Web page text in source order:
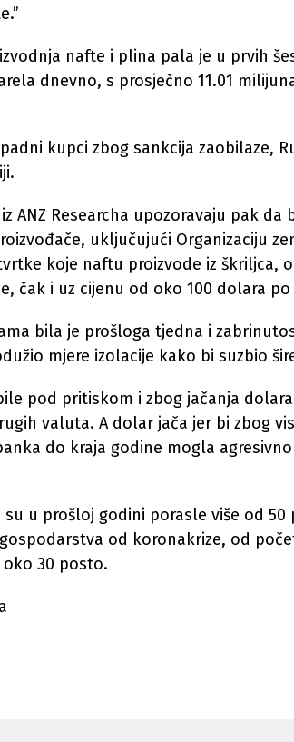
nafte i plina pala je u prvih
dnevno, s prosječno 11.01
kupci zbog sankcija zaobilaze,
ANZ Researcha upozoravaju pak da
uključujući Organizaciju
koje naftu proizvode iz škriljca,
čak i uz cijenu od oko 100 dolara
bila je prošloga tjedna i
mjere izolacije kako bi suzbio
pod pritiskom i zbog jačanja
valuta. A dolar jača jer bi zbog
do kraja godine mogla
su u prošloj godini porasle više od
od koronakrize, od
30 posto.